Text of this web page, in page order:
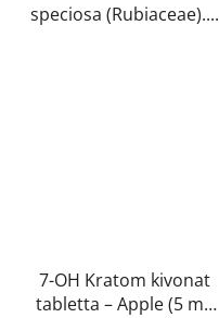
speciosa (Rubiaceae)....
7-OH Kratom kivonat
tabletta – Apple (5 mg